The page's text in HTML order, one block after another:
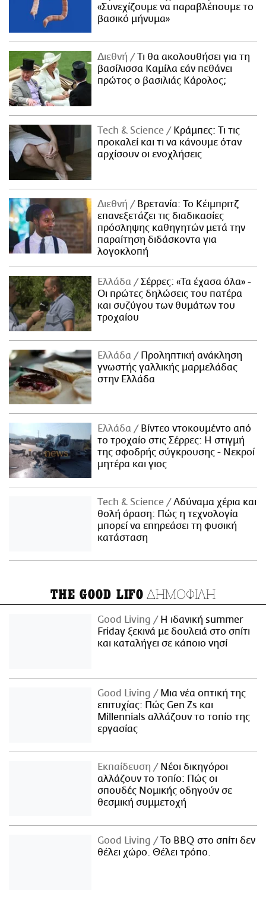
«Συνεχίζουμε να παραβλέπουμε το
βασικό μήνυμα»
Διεθνή
Τι θα ακολουθήσει για τη
βασίλισσα Καμίλα εάν πεθάνει
πρώτος ο βασιλιάς Κάρολος;
Τech & Science
Κράμπες: Τι τις
προκαλεί και τι να κάνουμε όταν
αρχίσουν οι ενοχλήσεις
Διεθνή
Βρετανία: Το Κέιμπριτζ
επανεξετάζει τις διαδικασίες
πρόσληψης καθηγητών μετά την
παραίτηση διδάσκοντα για
λογοκλοπή
Ελλάδα
Σέρρες: «Τα έχασα όλα» -
Οι πρώτες δηλώσεις του πατέρα
και συζύγου των θυμάτων του
τροχαίου
Ελλάδα
Προληπτική ανάκληση
γνωστής γαλλικής μαρμελάδας
στην Ελλάδα
Ελλάδα
Βίντεο ντοκουμέντο από
το τροχαίο στις Σέρρες: Η στιγμή
της σφοδρής σύγκρουσης - Νεκροί
μητέρα και γιος
Τech & Science
Αδύναμα χέρια και
θολή όραση: Πώς η τεχνολογία
μπορεί να επηρεάσει τη φυσική
κατάσταση
THE GOOD LIFO ΔΗΜΟΦΙΛΗ
Good Living
Η ιδανική summer
Friday ξεκινά με δουλειά στο σπίτι
και καταλήγει σε κάποιο νησί
Good Living
Μια νέα οπτική της
επιτυχίας: Πώς Gen Zs και
Millennials αλλάζουν το τοπίο της
εργασίας
Εκπαίδευση
Νέοι δικηγόροι
αλλάζουν το τοπίο: Πώς οι
σπουδές Νομικής οδηγούν σε
θεσμική συμμετοχή
Good Living
Το BBQ στο σπίτι δεν
θέλει χώρο. Θέλει τρόπο.